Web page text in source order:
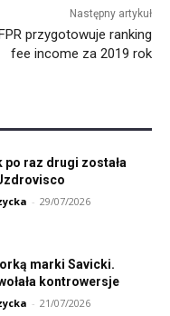
Następny artykuł
przygotowuje ranking
fee income za 2019 rok
raz drugi została
- 29/07/2026
marki Savicki.
kontrowersje
- 21/07/2026